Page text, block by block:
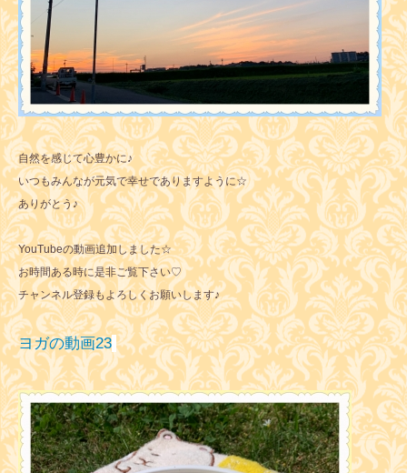
自然を感じて心豊かに♪
いつもみんなが元気で幸せでありますように☆
ありがとう♪
YouTubeの動画追加しました☆
お時間ある時に是非ご覧下さい♡
チャンネル登録もよろしくお願いします♪
ヨガの動画23